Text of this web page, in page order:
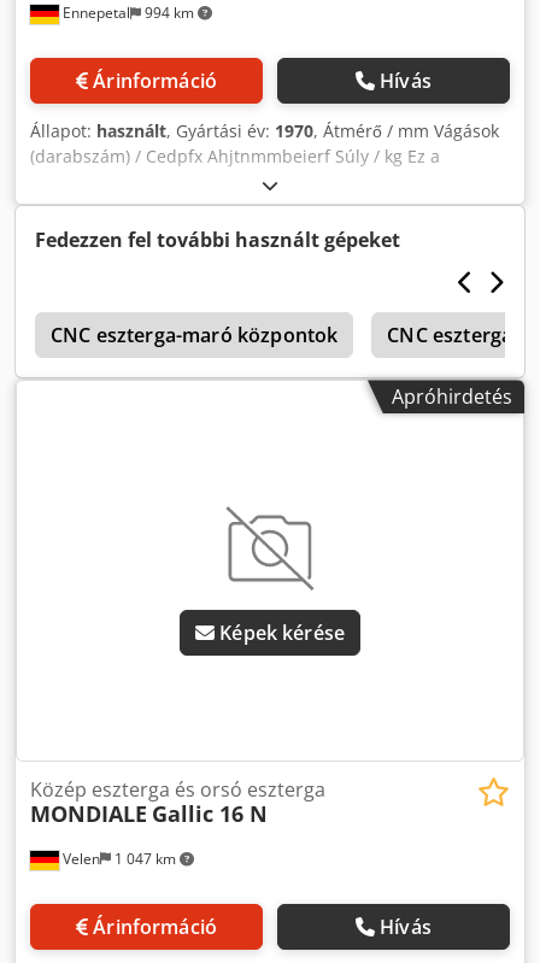
Ennepetal 994 km
Árinformáció Hívás
Állapot: használt, Gyártási év: 1970, Átmérő / mm Vágások
(darabszám) / Cedpfx Ahjtnmmbeierf Súly / kg Ez a
szegnyereg a Froriep D1.050x10.000 főtengely esztergáról
származik. Külön eladó, és különböző célokra használható,
például ellenszárnak vagy más felhasználásokra.
Fedezzen fel további használt gépeket
CNC eszterga-maró központok CNC
Apróhirdetés
Képek kérése
Velen 1 047 km
Közép eszterga és orsó eszterga
MONDIALE Gallic 16 N
Árinformáció Hívás